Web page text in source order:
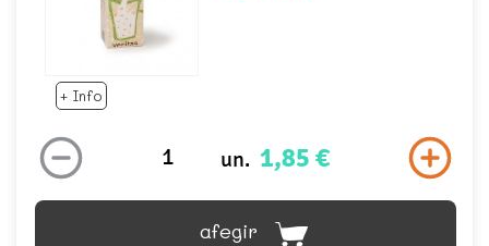
+ Info
un. 1,85 €
afegir